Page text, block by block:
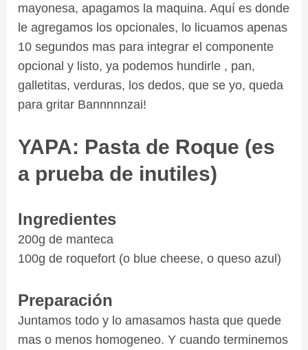
mayonesa, apagamos la maquina. Aquí es donde
le agregamos los opcionales, lo licuamos apenas
10 segundos mas para integrar el componente
opcional y listo, ya podemos hundirle , pan,
galletitas, verduras, los dedos, que se yo, queda
para gritar Bannnnnzai!
YAPA: Pasta de Roque (es
a prueba de inutiles)
Ingredientes
200g de manteca
100g de roquefort (o blue cheese, o queso azul)
Preparación
Juntamos todo y lo amasamos hasta que quede
mas o menos homogeneo. Y cuando terminemos